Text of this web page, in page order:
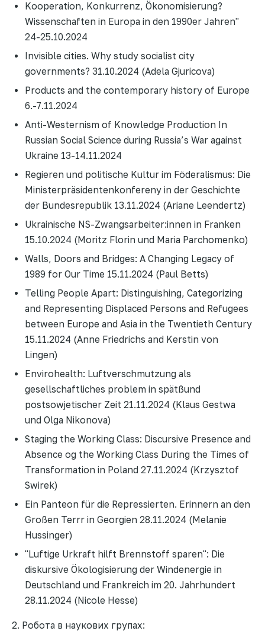
Kooperation, Konkurrenz, Ökonomisierung?
Wissenschaften in Europa in den 1990er Jahren"
24-25.10.2024
Invisible cities. Why study socialist city
governments? 31.10.2024 (Adela Gjuricova)
Products and the contemporary history of Europe
6.-7.11.2024
Anti-Westernism of Knowledge Production In
Russian Social Science during Russia’s War against
Ukraine 13-14.11.2024
Regieren und politische Kultur im Föderalismus: Die
Ministerpräsidentenkonfereny in der Geschichte
der Bundesrepublik 13.11.2024 (Ariane Leendertz)
Ukrainische NS-Zwangsarbeiter:innen in Franken
15.10.2024 (Moritz Florin und Maria Parchomenko)
Walls, Doors and Bridges: A Changing Legacy of
1989 for Our Time 15.11.2024 (Paul Betts)
Telling People Apart: Distinguishing, Categorizing
and Representing Displaced Persons and Refugees
between Europe and Asia in the Twentieth Century
15.11.2024 (Anne Friedrichs and Kerstin von
Lingen)
Envirohealth: Luftverschmutzung als
gesellschaftliches problem in spätßund
postsowjetischer Zeit 21.11.2024 (Klaus Gestwa
und Olga Nikonova)
Staging the Working Class: Discursive Presence and
Absence og the Working Class During the Times of
Transformation in Poland 27.11.2024 (Krzysztof
Swirek)
Ein Panteon für die Repressierten. Erinnern an den
Großen Terrr in Georgien 28.11.2024 (Melanie
Hussinger)
"Luftige Urkraft hilft Brennstoff sparen": Die
diskursive Ökologisierung der Windenergie in
Deutschland und Frankreich im 20. Jahrhundert
28.11.2024 (Nicole Hesse)
2. Робота в наукових групах: